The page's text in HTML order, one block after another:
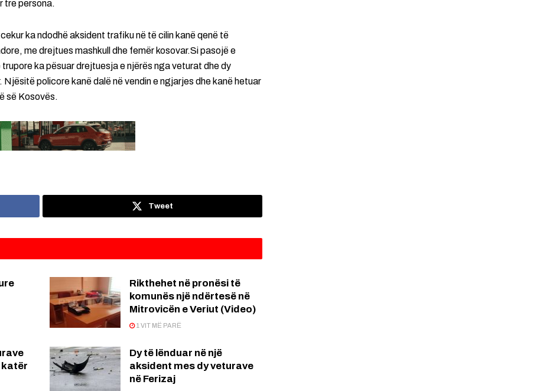
tre persona.
ka ndodhë aksident trafiku në të cilin kanë qenë të
me drejtues mashkull dhe femër kosovar.Si pasojë e
ka pësuar drejtuesja e njërës nga veturat dhe dy
policore kanë dalë në vendin e ngjarjes dhe kanë hetuar
së Kosovës.
Tweet
Rikthehet në pronësi të
komunës një ndërtesë në
Mitrovicën e Veriut (Video)
1 VIT MË PARË
katër
Dy të lënduar në një
aksident mes dy veturave
në Ferizaj